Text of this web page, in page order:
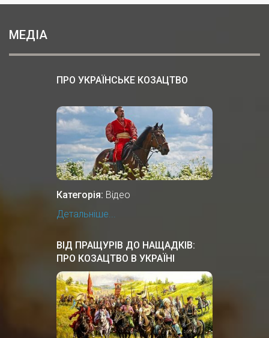
МЕДІА
ПРО УКРАЇНСЬКЕ КОЗАЦТВО
Категорія: Відео
Детальніше...
ВІД ПРАЩУРІВ ДО НАЩАДКІВ:
ПРО КОЗАЦТВО В УКРАЇНІ